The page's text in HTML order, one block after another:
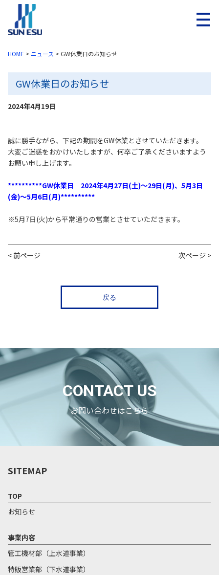
メニ
HOME > ニュース > GW休業日のお知らせ
GW休業日のお知らせ
2024年4月19日
誠に勝手ながら、下記の期間をGW休業とさせていただきます。
大変ご迷惑をおかけいたしますが、何卒ご了承くださいますよう
お願い申し上げます。
**********GW休業日 2024年4月27日(土)～29日(月)、5月3日
(金)～5月6日(月)**********
※5月7日(火)から平常通りの営業とさせていただきます。
< 前ページ 次ページ >
戻る
CONTACT US
お問い合わせはこちら
SITEMAP
TOP
お知らせ
事業内容
管工機材部（上水道事業）
特販営業部（下水道事業）